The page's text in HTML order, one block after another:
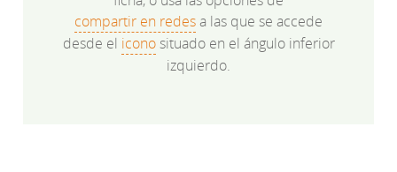
compartir en redesa las que se accede
desde el iconosituado en el ángulo inferior
izquierdo.